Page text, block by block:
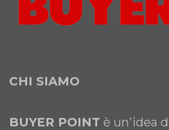
CHI SIAMO
BUYER POINT è un'idea